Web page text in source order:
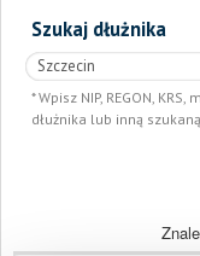
Szukaj dłużnika
Wpisz NIP, REGON,
dłużnika lub inną